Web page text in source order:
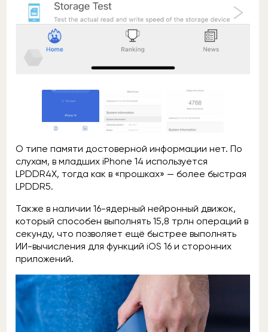
О типе памяти достоверной информации нет. По
слухам, в младших iPhone 14 используется
LPDDR4X, тогда как в «прошках» — более быстрая
LPDDR5.
Также в наличии 16-ядерный нейронный движок,
который способен выполнять 15,8 трлн операций в
секунду, что позволяет ещё быстрее выполнять
ИИ-вычисления для функций iOS 16 и сторонних
приложений.